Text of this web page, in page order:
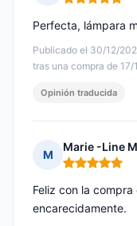
Nota: 5 de 5
Publicado el 30/12/
tras una compra de
Perfecta, lámpara
Opinión traducida
M
Marie -Line
Nota: 5 de 5
Feliz con la
encarecidamente.